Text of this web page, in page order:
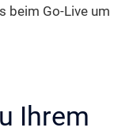
beim Go-Live um
Ihrem